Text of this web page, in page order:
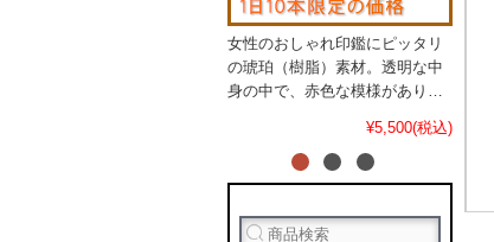
女性のおしゃれ印鑑にピッタリ
の琥珀（樹脂）素材。透明な中
身の中で、赤色な模様があり、
¥5,500(税込)